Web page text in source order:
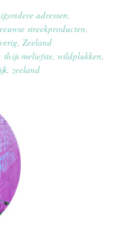
adressen
streekproducten
Zeeland
,thijs meliefste ,wildplukken
zeeland